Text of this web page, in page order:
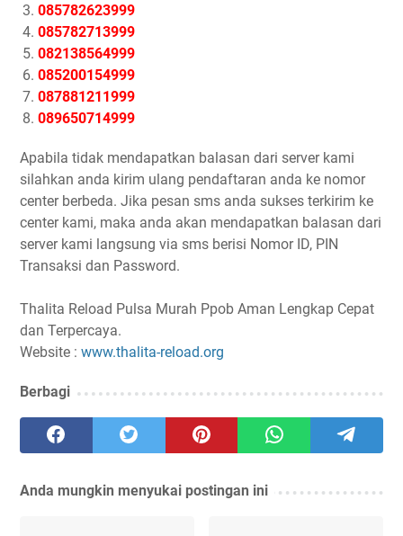
085782623999
085782713999
082138564999
085200154999
087881211999
089650714999
Apabila tidak mendapatkan balasan dari server kami
silahkan anda kirim ulang pendaftaran anda ke nomor
center berbeda. Jika pesan sms anda sukses terkirim ke
center kami, maka anda akan mendapatkan balasan dari
server kami langsung via sms berisi Nomor ID, PIN
Transaksi dan Password.
Thalita Reload Pulsa Murah Ppob Aman Lengkap Cepat
dan Terpercaya.
Website : www.thalita-reload.org
Berbagi
Anda mungkin menyukai postingan ini